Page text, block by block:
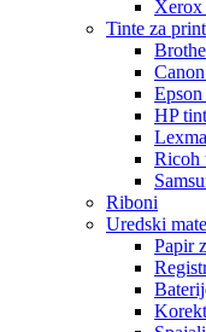
Xerox
Tinte za
HP
Ricoh
Riboni
Uredski
Papir